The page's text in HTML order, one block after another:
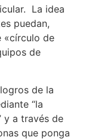
La idea
puedan,
«círculo de
de
de la
“la
y a través de
que ponga